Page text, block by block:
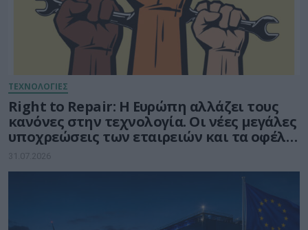
ΤΕΧΝΟΛΟΓΙΕΣ
Right to Repair: Η Ευρώπη αλλάζει τους
κανόνες στην τεχνολογία. Οι νέες μεγάλες
υποχρεώσεις των εταιρειών και τα οφέλη
για τους καταναλωτές
31.07.2026